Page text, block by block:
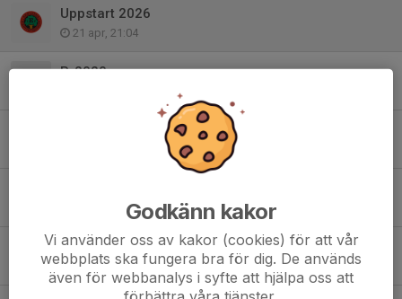
Uppstart 2026
21 apr, 21:04
P-2020
Tack för denna säsongen!
14 sep 2025
Höststart Boll-i-Bompa
12 aug 2025
Godkänn kakor
Vi använder oss av kakor (cookies) för att vår
webbplats ska fungera bra för dig. De används
även för webbanalys i syfte att hjälpa oss att